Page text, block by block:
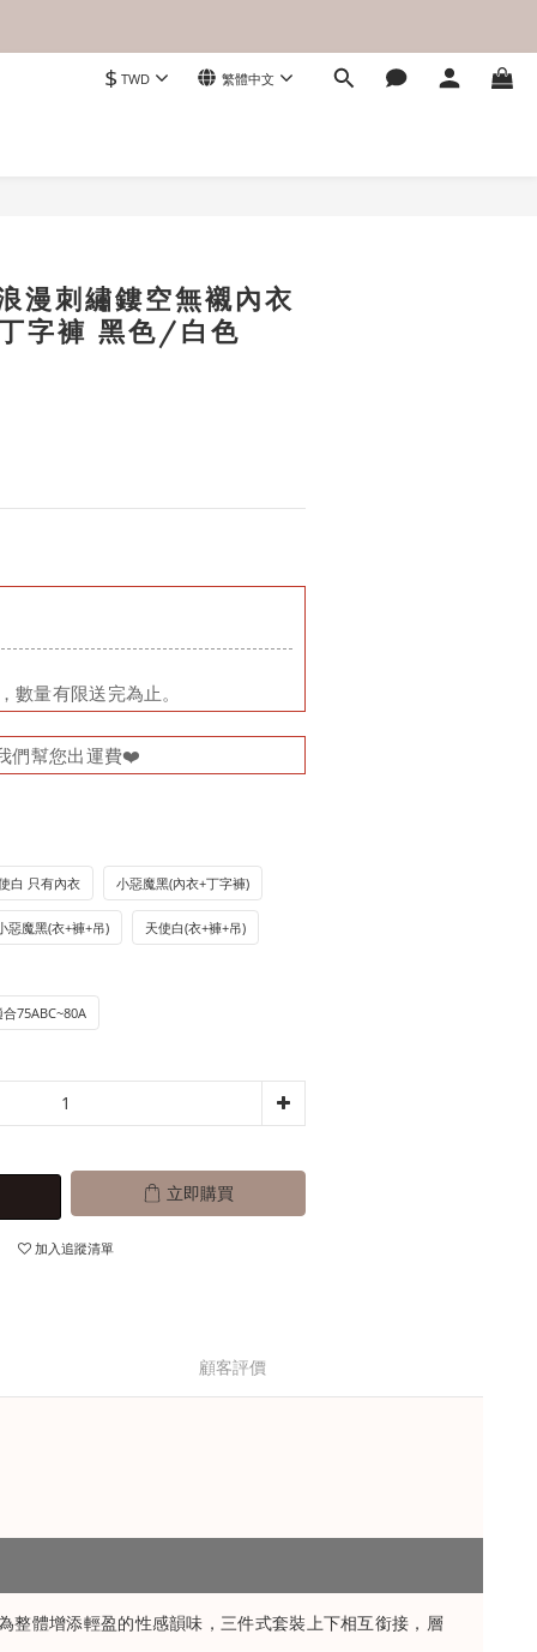
$ TWD 繁體中文
漫刺繡鏤空無襯內衣
字褲 黑色/白色
數量有限送完為止。
們幫您出運費❤️
白 只有內衣 小惡魔黑(內衣+丁字褲)
惡魔黑(衣+褲+吊) 天使白(衣+褲+吊)
合75ABC~80A
立即購買
加入追蹤清單
顧客評價
整體增添輕盈的性感韻味，三件式套裝上下相互銜接，層